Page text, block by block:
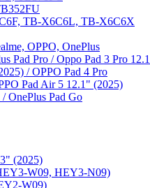
TB-X6C6L, TB-X6C6X
OPPO, OnePlus
Pad Pro / Oppo Pad 3 Pro
/ OPPO Pad 4 Pro
Pad Air 5 12.1" (2025)
OnePlus Pad Go
(2025)
W09, HEY3-N09)
W09)